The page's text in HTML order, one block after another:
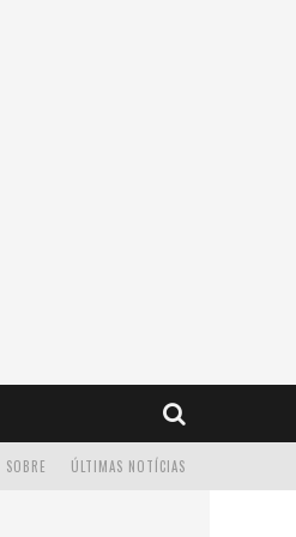
ÚLTIMAS NOTÍCIAS
SOBRE